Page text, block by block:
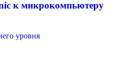
к микрокомпьютеру
уровня